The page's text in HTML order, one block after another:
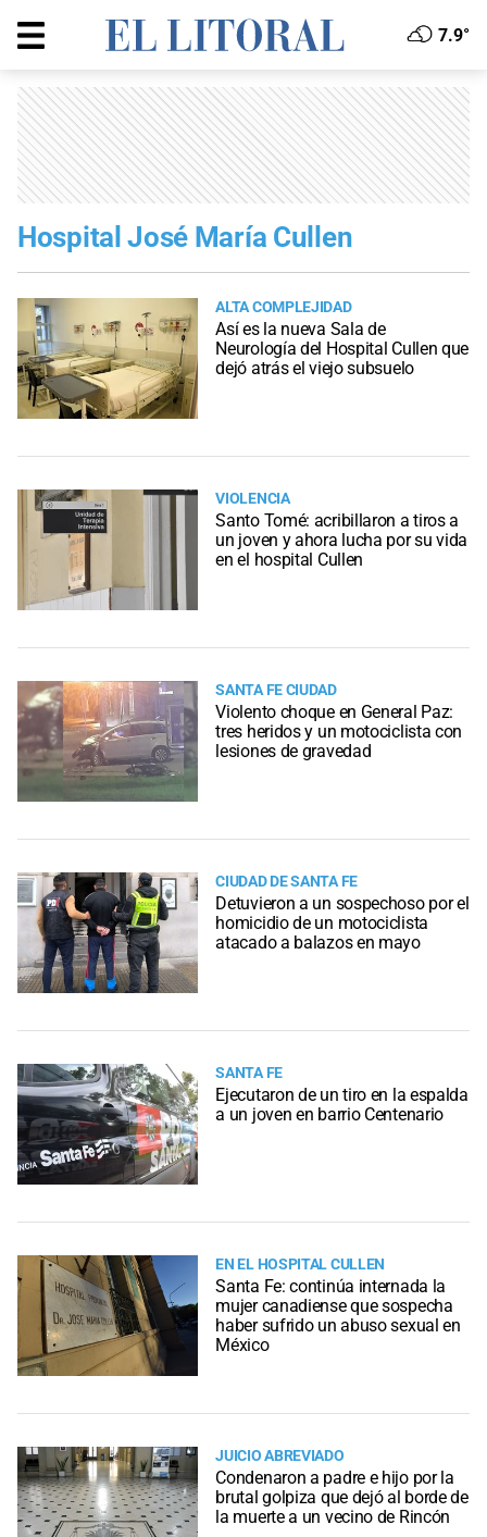
7.9°
Hospital José María Cullen
ALTA COMPLEJIDAD
Así es la nueva Sala de
Neurología del Hospital Cullen que
dejó atrás el viejo subsuelo
VIOLENCIA
Santo Tomé: acribillaron a tiros a
un joven y ahora lucha por su vida
en el hospital Cullen
SANTA FE CIUDAD
Violento choque en General Paz:
tres heridos y un motociclista con
lesiones de gravedad
CIUDAD DE SANTA FE
Detuvieron a un sospechoso por el
homicidio de un motociclista
atacado a balazos en mayo
SANTA FE
Ejecutaron de un tiro en la espalda
a un joven en barrio Centenario
EN EL HOSPITAL CULLEN
Santa Fe: continúa internada la
mujer canadiense que sospecha
haber sufrido un abuso sexual en
México
JUICIO ABREVIADO
Condenaron a padre e hijo por la
brutal golpiza que dejó al borde de
la muerte a un vecino de Rincón